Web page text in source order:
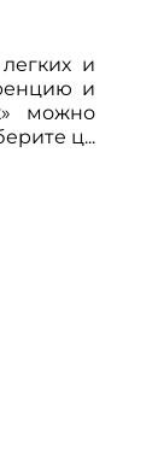
и
и
можно
ц...